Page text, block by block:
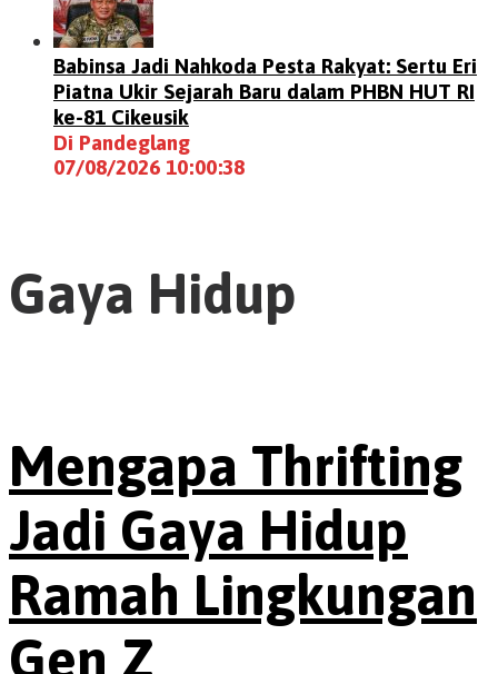
Babinsa Jadi Nahkoda Pesta Rakyat: Sertu Eri
Piatna Ukir Sejarah Baru dalam PHBN HUT RI
ke-81 Cikeusik
Di Pandeglang
07/08/2026 10:00:38
Gaya Hidup
Mengapa Thrifting
Jadi Gaya Hidup
Ramah Lingkungan
Gen Z